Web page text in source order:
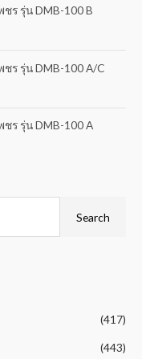
ร รุ่น DMB-100 B
ร รุ่น DMB-100 A/C
ร รุ่น DMB-100 A
Search
(417)
(443)